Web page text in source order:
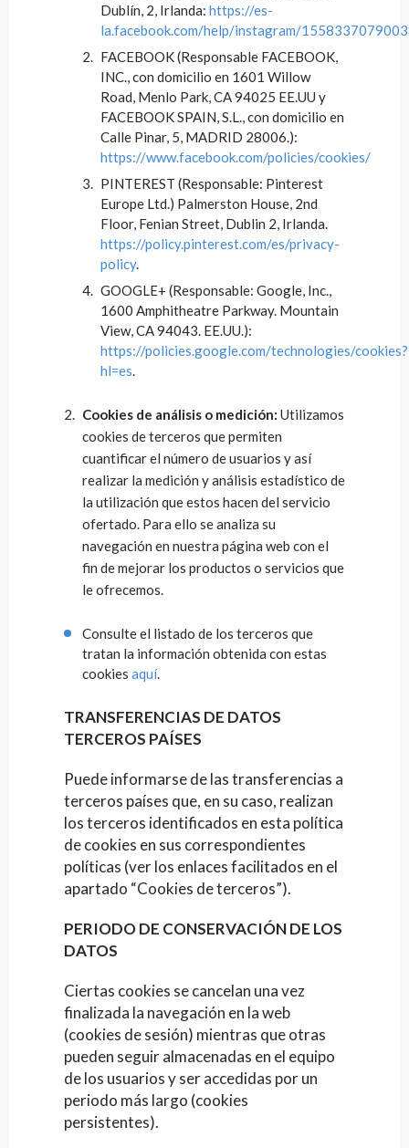
Dublín, 2, Irlanda: https://es-
la.facebook.com/help/instagram/
FACEBOOK (Responsable FACEBOOK,
INC., con domicilio en 1601 Willow
Road, Menlo Park, CA 94025 EE.UU y
FACEBOOK SPAIN, S.L., con domicilio en
Calle Pinar, 5, MADRID 28006.):
https://www.facebook.com/policies/cookies/
PINTEREST (Responsable: Pinterest
Europe Ltd.) Palmerston House, 2nd
Floor, Fenian Street, Dublin 2, Irlanda.
https://policy.pinterest.com/es/privacy-
policy.
GOOGLE+ (Responsable: Google, Inc.,
1600 Amphitheatre Parkway. Mountain
View, CA 94043. EE.UU.):
https://policies.google.com/technologies/cookies?
hl=es
Cookies de análisis o medición: Utilizamos
cookies de terceros que permiten
cuantificar el número de usuarios y así
realizar la medición y análisis estadístico de
la utilización que estos hacen del servicio
ofertado. Para ello se analiza su
navegación en nuestra página web con el
fin de mejorar los productos o servicios que
le ofrecemos.
Consulte el listado de los terceros que
tratan la información obtenida con estas
cookies aquí.
TRANSFERENCIAS DE DATOS
TERCEROS PAÍSES
Puede informarse de las transferencias a
terceros países que, en su caso, realizan
los terceros identificados en esta política
de cookies en sus correspondientes
políticas (ver los enlaces facilitados en el
apartado “Cookies de terceros”).
PERIODO DE CONSERVACIÓN DE LOS
DATOS
Ciertas cookies se cancelan una vez
finalizada la navegación en la web
(cookies de sesión) mientras que otras
pueden seguir almacenadas en el equipo
de los usuarios y ser accedidas por un
periodo más largo (cookies
persistentes).